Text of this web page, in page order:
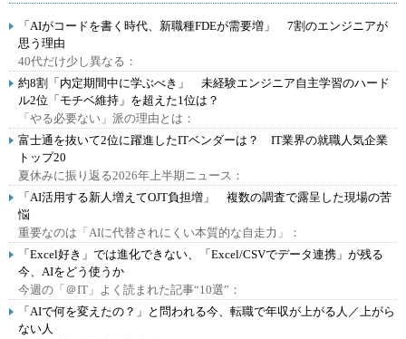
「AIがコードを書く時代、新職種FDEが需要増」 7割のエンジニアが
思う理由
40代だけ少し異なる：
約8割「内定期間中に学ぶべき」 未経験エンジニア自主学習のハード
ル2位「モチベ維持」を超えた1位は？
「やる必要ない」派の理由とは：
富士通を抜いて2位に躍進したITベンダーは？ IT業界の就職人気企業
トップ20
夏休みに振り返る2026年上半期ニュース：
「AI活用する新人増えてOJT負担増」 複数の調査で露呈した現場の苦
悩
重要なのは「AIに代替されにくい本質的な自走力」：
「Excel好き」では進化できない、「Excel/CSVでデータ連携」が残る
今、AIをどう使うか
今週の「＠IT」よく読まれた記事“10選”：
「AIで何を変えたの？」と問われる今、転職で年収が上がる人／上がら
ない人